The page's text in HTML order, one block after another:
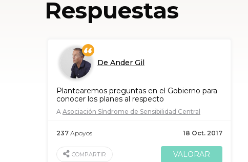
Respuestas
De Ander Gil
Plantearemos preguntas en el Gobierno para
conocer los planes al respecto
A Asociación Síndrome de Sensibilidad Central
18 Oct. 2017
237 Apoyos
COMPARTIR VALORAR